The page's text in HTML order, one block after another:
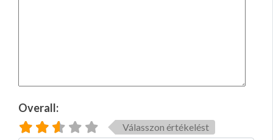
Overall:
Válasszon értékelést